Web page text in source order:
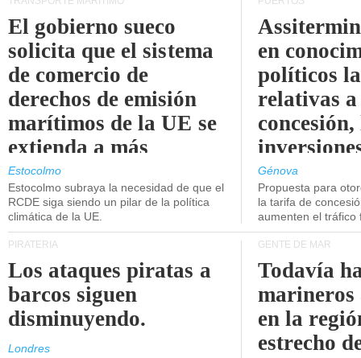
El gobierno sueco
solicita que el sistema
de comercio de
derechos de emisión
marítimos de la UE se
extienda a más
buques.
Estocolmo
Estocolmo subraya la necesidad de que el
RCDE siga siendo un pilar de la política
climática de la UE.
en
políticos
relativas a
concesión,
Génova
Propuesta para
la tarifa de
aumenten el tráfico
PIRATERÍA
Los ataques piratas a
barcos siguen
disminuyendo.
Londres
GENTE DE MAR
Todavía
marineros
en la
estrecho